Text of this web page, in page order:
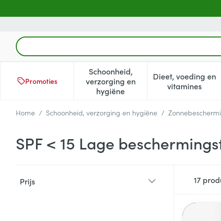
Product, merk, categorie...
Promoties
Schoonheid,
verzorging en
hygiëne
Toon submenu voor
Dieet, voeding en
vitamines
Toon
Home / Schoonheid, verzorging en hygiëne /
SPF < 15 Lage
Prijs
17